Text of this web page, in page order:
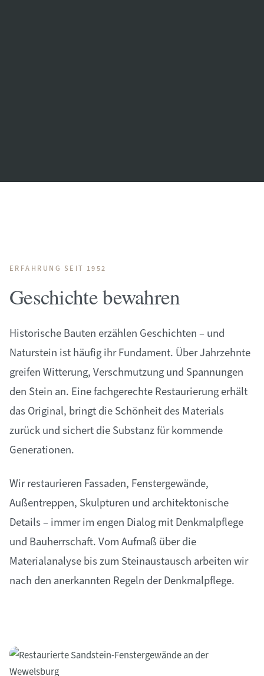
ERFAHRUNG SEIT 1952
Geschichte bewahren
Historische Bauten erzählen Geschichten – und
Naturstein ist häufig ihr Fundament. Über Jahrzehnte
greifen Witterung, Verschmutzung und Spannungen
den Stein an. Eine fachgerechte Restaurierung erhält
das Original, bringt die Schönheit des Materials
zurück und sichert die Substanz für kommende
Generationen.
Wir restaurieren Fassaden, Fenstergewände,
Außentreppen, Skulpturen und architektonische
Details – immer im engen Dialog mit Denkmalpflege
und Bauherrschaft. Vom Aufmaß über die
Materialanalyse bis zum Steinaustausch arbeiten wir
nach den anerkannten Regeln der Denkmalpflege.